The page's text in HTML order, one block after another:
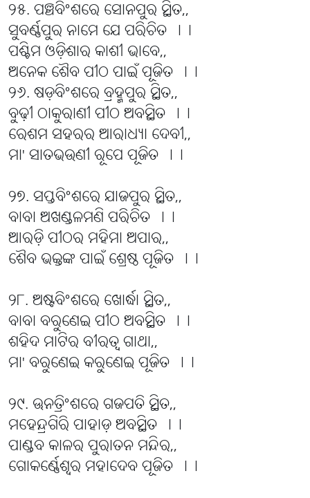
୨୫. ପଞ୍ଚବିଂଶରେ ସୋନପୁର ସ୍ଥିତ,,
ସୁବର୍ଣ୍ଣପୁର ନାମେ ଯେ ପରିଚିତ ।।
ପଶ୍ଚିମ ଓଡ଼ିଶାର କାଶୀ ଭାବେ,,
ଅନେକ ଶୈବ ପୀଠ ପାଇଁ ପୂଜିତ ।।
୨୬. ଷଡ଼ବିଂଶରେ ବ୍ରହ୍ମପୁର ସ୍ଥିତ,,
ବୁଢ଼ୀ ଠାକୁରାଣୀ ପୀଠ ଅବସ୍ଥିତ ।।
ରେଶମ ସହରର ଆରାଧ୍ୟା ଦେବୀ,,
ମା' ସାତଭଉଣୀ ରୂପେ ପୂଜିତ ।।
୨୭. ସପ୍ତବିଂଶରେ ଯାଜପୁର ସ୍ଥିତ,,
ବାବା ଅଖଣ୍ଡଳମଣି ପରିଚିତ ।।
ଆରଡ଼ି ପୀଠର ମହିମା ଅପାର,,
ଶୈବ ଭକ୍ତଙ୍କ ପାଇଁ ଶ୍ରେଷ୍ଠ ପୂଜିତ ।।
୨୮. ଅଷ୍ଟବିଂଶରେ ଖୋର୍ଦ୍ଧା ସ୍ଥିତ,,
ବାବା ବରୁଣେଇ ପୀଠ ଅବସ୍ଥିତ ।।
ଶହିଦ ମାଟିର ବୀରତ୍ୱ ଗାଥା,,
ମା' ବରୁଣେଇ କରୁଣେଇ ପୂଜିତ ।।
୨୯. ଊନତ୍ରିଂଶରେ ଗଜପତି ସ୍ଥିତ,,
ମହେନ୍ଦ୍ରଗିରି ପାହାଡ଼ ଅବସ୍ଥିତ ।।
ପାଣ୍ଡବ କାଳର ପୁରାତନ ମନ୍ଦିର,,
ଗୋକର୍ଣ୍ଣେଶ୍ୱର ମହାଦେବ ପୂଜିତ ।।